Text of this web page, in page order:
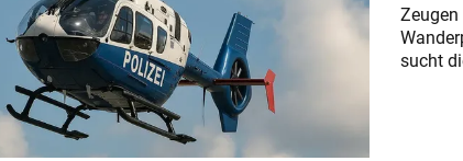
sucht